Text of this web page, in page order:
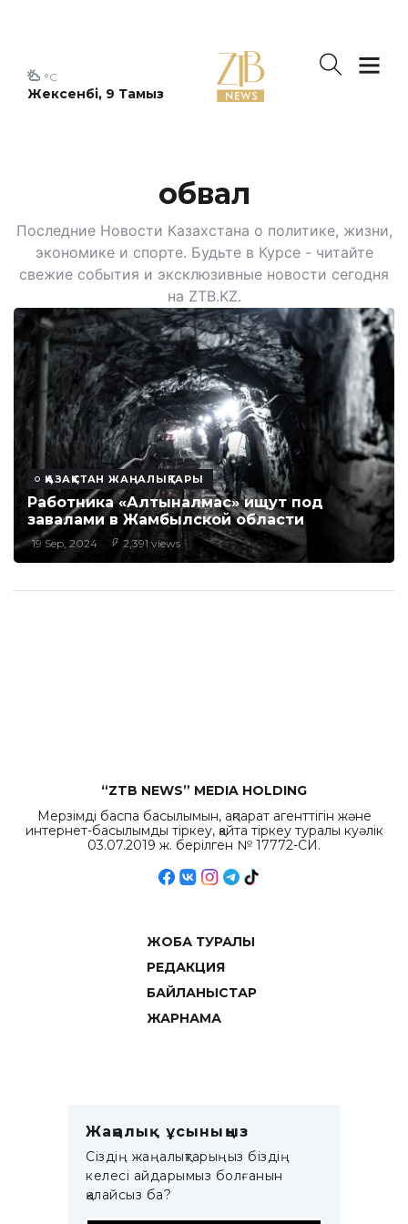
Жексенбі, 9 Тамыз
°C
обвал
Последние Новости Казахстана о политике, жизни,
экономике и спорте. Будьте в Курсе - читайте
свежие события и эксклюзивные новости сегодня
на ZTB.KZ.
ҚАЗАҚСТАН ЖАҢАЛЫҚТАРЫ
Работника «Алтыналмас» ищут под
завалами в Жамбылской области
19 Sep, 2024 2,391 views
“ZTB NEWS” MEDIA HOLDING
Мерзімді баспа басылымын, ақпарат агенттігін және
интернет-басылымды тіркеу, қайта тіркеу туралы куәлік
03.07.2019 ж. берілген № 17772-СИ.
ЖОБА ТУРАЛЫ
РЕДАКЦИЯ
БАЙЛАНЫСТАР
ЖАРНАМА
Жаңалық ұсыныңыз
Сіздің жаңалықтарыңыз біздің
келесі айдарымыз болғанын
қалайсыз ба?